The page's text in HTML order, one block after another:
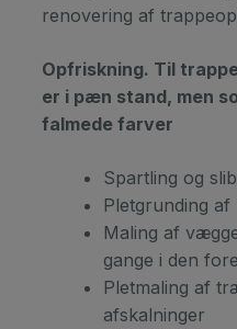
renovering af
Opfriskning. Til
er i pæn stand, men
falmede farver
Spartling og
Pletgrunding
Maling af
gange i den
Pletmaling af
afskalninger